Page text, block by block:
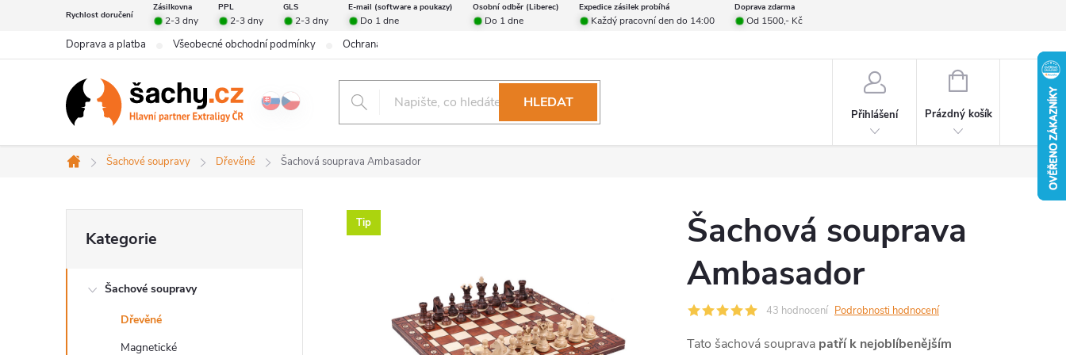
obsah
Rychlost doručení
Zásilkovna PPL GLS E-mail (software a poukazy) Osobní odběr (Liberec) Expedice zásilek probíhá Doprava zdarma
2-3 dny 2-3 dny 2-3 dny Do 1 dne Do 1 dne Každý pracovní den do 14:00 Od 1500,- Kč
Doprava a platba Všeobecné obchodní podmínky Ochrana osobních údajů
HLEDAT
Přihlášení
NÁKUPNÍ
Prázdný košík
Domů
Šachové soupravy Dřevěné Šachová souprava Ambasador
o
kategorie
Kategorie
Šachové soupravy
Dřevěné
Magnetické
Tip
Šachová souprava
Ambasador
43 hodnocení Podrobnosti hodnocení
Tato šachová souprava patří k nejoblíbenějším